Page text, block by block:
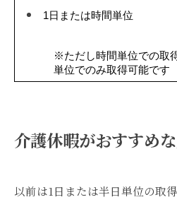
1日または時間単位
※ただし時間単位での取
単位でのみ取得可能です
介護休暇がおすすめ
以前は1日または半日単位の取